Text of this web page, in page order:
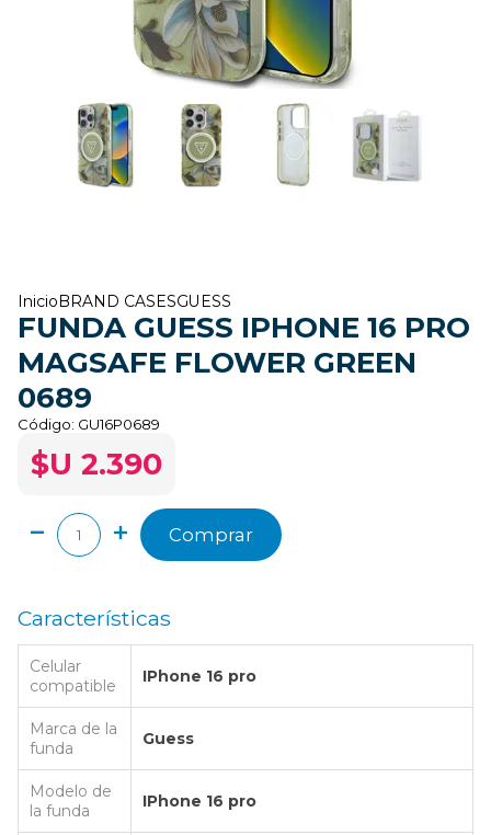
Inicio BRAND CASESGUESS
FUNDA GUESS IPHONE 16 PRO
MAGSAFE FLOWER GREEN
0689
Código: GU16P0689
$U 2.390
Comprar
Características
Celular
compatible
IPhone 16 pro
Marca de la
funda
Guess
Modelo de
la funda
IPhone 16 pro